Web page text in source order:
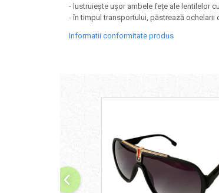
- lustruiește ușor ambele fețe ale lentilelor
- în timpul transportului, păstrează
Informatii conformitate produs